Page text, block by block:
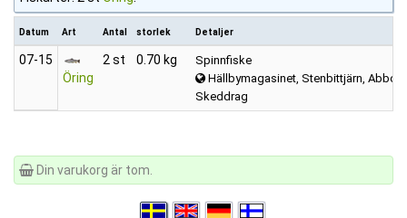
Datum Art Antal storlek Detaljer
07‑15
Öring
2 st 0.70 kg
Spinnfiske
Hällbymagasinet, Stenbittjärn,
Skeddrag
Din varukorg är tom.